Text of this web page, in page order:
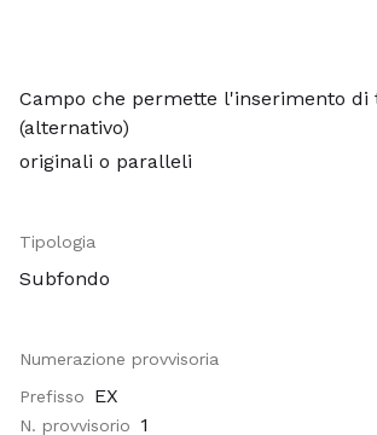
Campo che permette l'inserimento
(alternativo)
originali o paralleli
Tipologia
Subfondo
Numerazione provvisoria
Prefisso
EX
N. provvisorio 1